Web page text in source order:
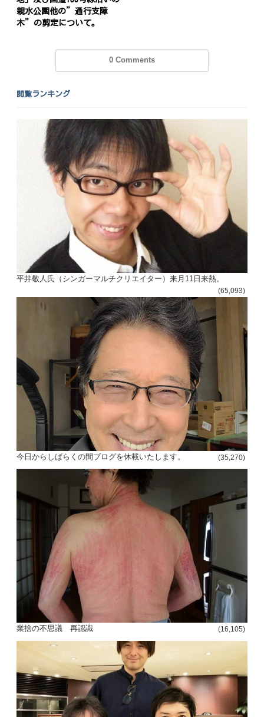
親水公園他の”通行支障
木”の剪定について。
0 Comments
閲覧ランキング
平井敬人氏（シンガーマルチクリエイター）来月11日来熱。
(65,093)
今日からしばらくの間ブログを休載いたします。 (35,270)
業捨の不思議 再認識 (16,105)